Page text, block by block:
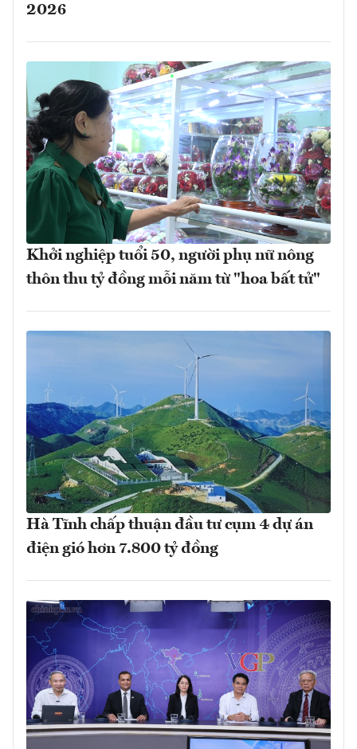
2026
Khởi nghiệp tuổi 50, người phụ nữ nông
thôn thu tỷ đồng mỗi năm từ "hoa bất tử"
Hà Tĩnh chấp thuận đầu tư cụm 4 dự án
điện gió hơn 7.800 tỷ đồng